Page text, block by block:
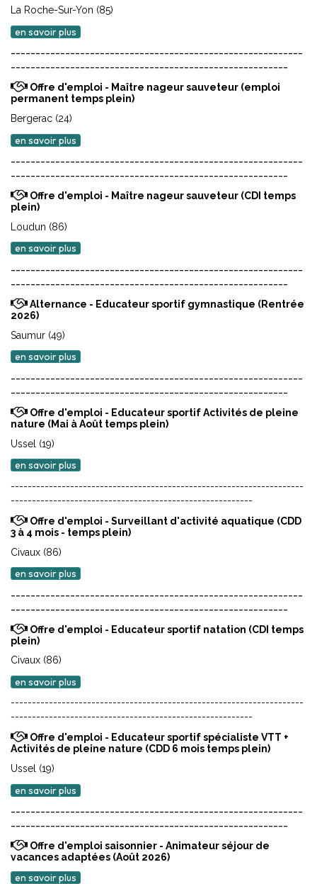
La Roche-Sur-Yon (85)
en savoir plus
-----------------------------------------------------------
--------------------------------------------------------
Offre d'emploi - Maître nageur sauveteur (emploi
permanent temps plein)
Bergerac (24)
en savoir plus
-----------------------------------------------------------
--------------------------------------------------------
Offre d'emploi - Maître nageur sauveteur (CDI temps
plein)
Loudun (86)
en savoir plus
-----------------------------------------------------------
--------------------------------------------------------
Alternance - Educateur sportif gymnastique (Rentrée
2026)
Saumur (49)
en savoir plus
-----------------------------------------------------------
--------------------------------------------------------
Offre d'emploi - Educateur sportif Activités de pleine
nature (Mai à Août temps plein)
Ussel (19)
en savoir plus
---------------------------------------------------------------------
---------------------------------------------------------
Offre d'emploi - Surveillant d'activité aquatique (CDD
3 à 4 mois - temps plein)
Civaux (86)
en savoir plus
-----------------------------------------------------------
--------------------------------------------------------
Offre d'emploi - Educateur sportif natation (CDI temps
plein)
Civaux (86)
en savoir plus
---------------------------------------------------------------------
---------------------------------------------------------
Offre d'emploi - Educateur sportif spécialiste VTT +
Activités de pleine nature (CDD 6 mois temps plein)
Ussel (19)
en savoir plus
-----------------------------------------------------------
--------------------------------------------------------
Offre d'emploi saisonnier - Animateur séjour de
vacances adaptées (Août 2026)
en savoir plus